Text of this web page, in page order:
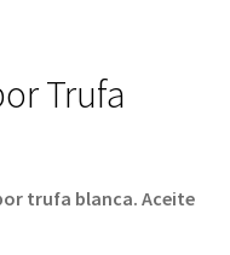
Trufa
trufa blanca. Aceite